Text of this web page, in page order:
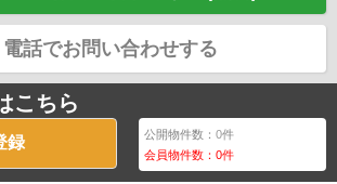
電話でお問い合わせする
こちら
録 公開物件数：0件
会員物件数：0件